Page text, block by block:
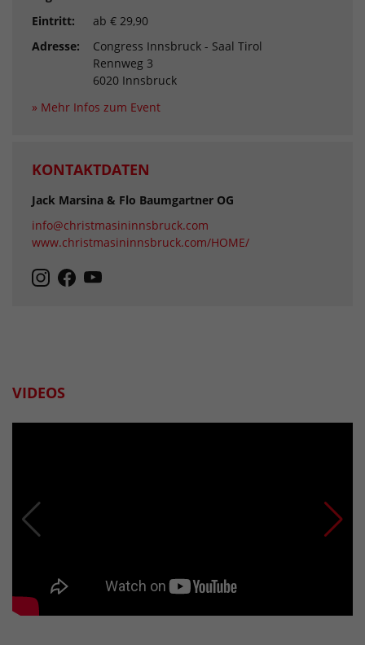
Eintritt:
ab € 29,90
Adresse:
Congress Innsbruck - Saal Tirol
Rennweg 3
6020 Innsbruck
» Mehr Infos zum Event
KONTAKTDATEN
Jack Marsina & Flo Baumgartner OG
info@christmasininnsbruck.com
www.christmasininnsbruck.com/HOME/
VIDEOS